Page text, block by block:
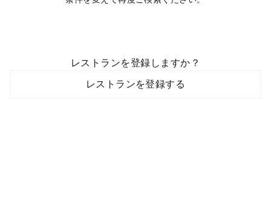
レストランを登録しますか？
レストランを登録する